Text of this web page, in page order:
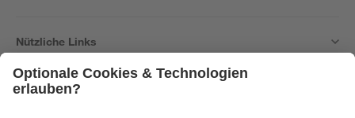
Nützliche Links